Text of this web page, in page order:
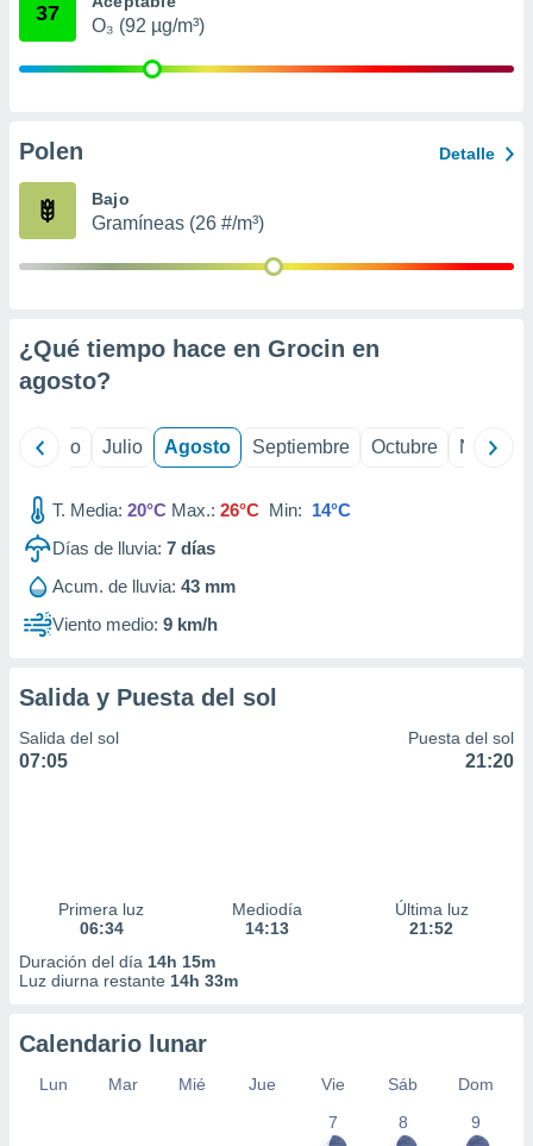
publicidad
de
1199
37
O₃ (92 µg/m³)
Polen Detalle
Bajo
Gramíneas (26 #/m³)
¿Qué tiempo hace en Grocin en
agosto?
Junio Julio Agosto Septiembre Octubre
T. Media: 20°C Max.: 26°C Min: 14°C
Días de lluvia: 7 días
Acum. de lluvia: 43 mm
Viento medio: 9 km/h
Salida y Puesta del sol
Salida del sol
07:05
Puesta del sol
21:20
Primera luz
06:34
Mediodía
14:13
Última luz
21:52
Duración del día 14h 15m
Luz diurna restante 14h 33m
Calendario lunar
Lun Mar Mié Jue Vie Sáb
Dom
7
8 9